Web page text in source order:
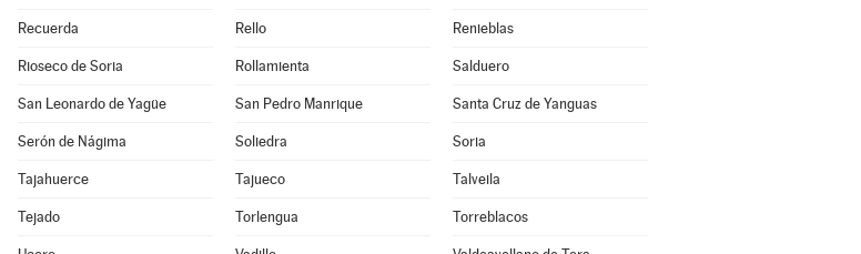
Recuerda Rello Renieblas
Rioseco de Soria Rollamienta Salduero
San Leonardo de Yagüe San Pedro Manrique Santa Cruz de Yanguas
Serón de Nágima Soliedra Soria
Tajahuerce Tajueco Talveila
Tejado Torlengua Torreblacos